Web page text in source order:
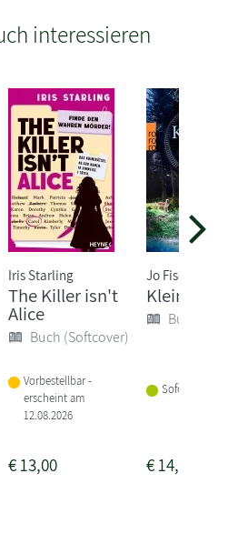
interessieren
Iris Starling
The Killer isn't
Alice
Buch (Softcover)
Vorbestellbar -
erscheint am
12.08.2026
€13,00
Jo Fischler
Klein
Buch
Sofort
€14,00